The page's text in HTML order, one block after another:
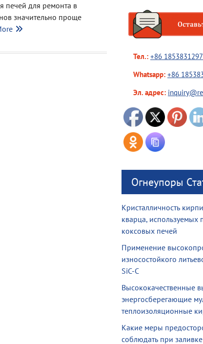
печей для ремонта в
значительно проще
Тел.: +86
Whatsapp: +86
Эл. адрес:
Огнеупоры
Кристалличность
кварца, используемых
коксовых печей
Применение
износостойкого
SiC-C
Высококачественные
энергосберегающие
теплоизоляционные
Какие меры
соблюдать при